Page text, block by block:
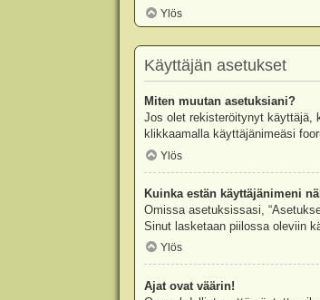
Ylös
Käyttäjän asetukset
Miten muutan asetuksiani?
Jos olet rekisteröitynyt käyttäjä,
klikkaamalla käyttäjänimeäsi
Ylös
Kuinka estän käyttäjänimeni
Omissa asetuksissasi,
Sinut lasketaan piilossa oleviin
Ylös
Ajat ovat väärin!